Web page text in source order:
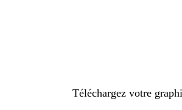
Téléchargez votre